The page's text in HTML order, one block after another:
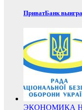
ПриватБанк
ЭКОНОМИКА